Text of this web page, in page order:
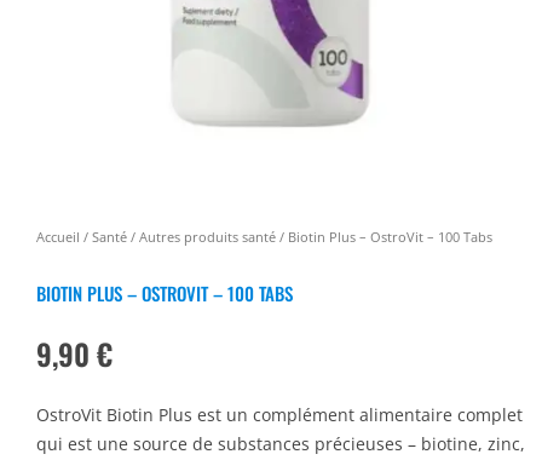
Accueil / Santé / Autres produits santé / Biotin Plus – OstroVit – 100 Tabs
BIOTIN PLUS – OSTROVIT – 100 TABS
9,90€
OstroVit Biotin Plus est un complément alimentaire complet
qui est une source de substances précieuses – biotine, zinc,